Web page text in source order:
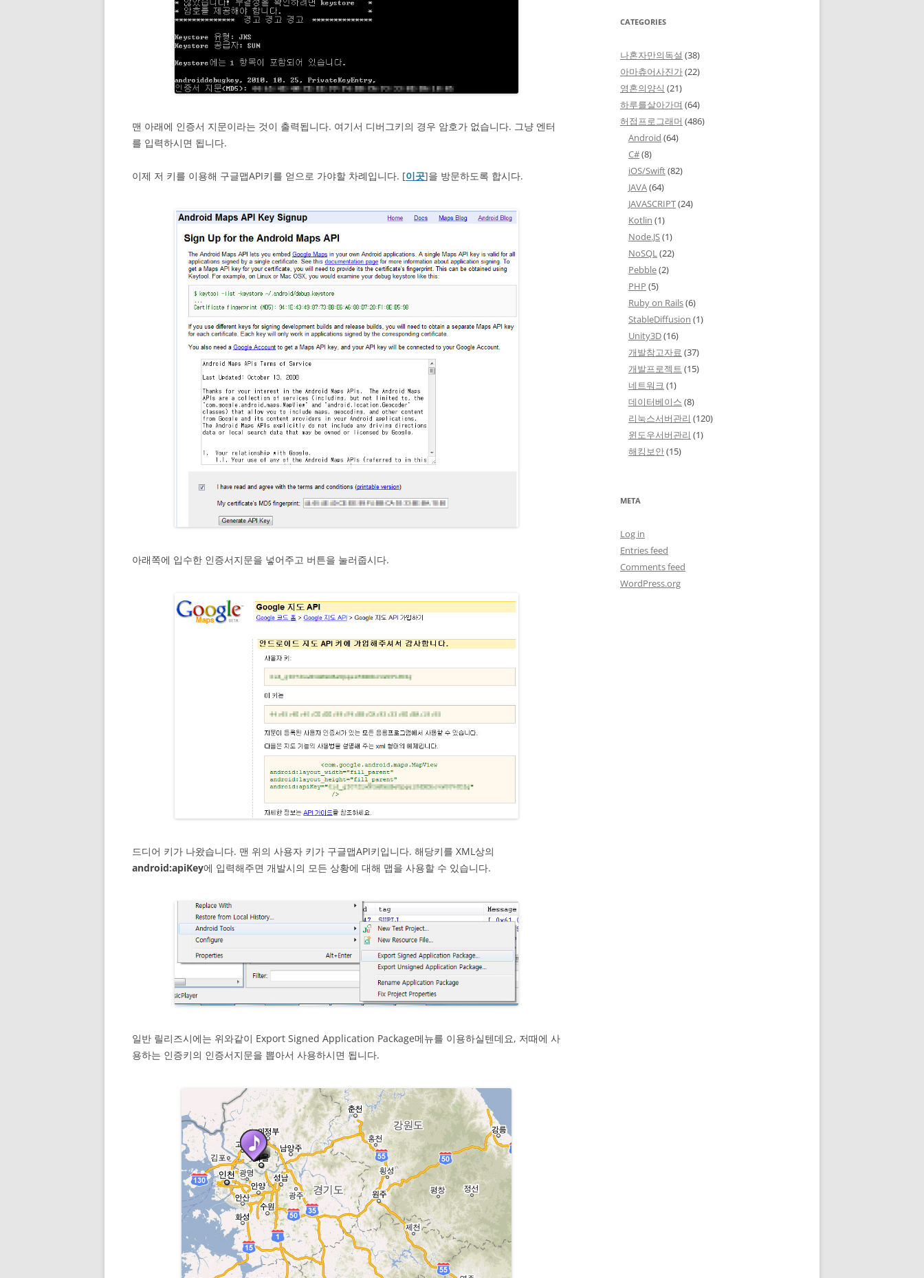
맨 아래에 인증서 지문이라는 것이 출력됩니다. 여기서 디버그키의 경우 암호가 없습니다. 그냥 엔터
를 입력하시면 됩니다.
이제 저 키를 이용해 구글맵API키를 얻으로 가야할 차례입니다. [이곳]을 방문하도록 합시다.
아래쪽에 입수한 인증서지문을 넣어주고 버튼을 눌러줍시다.
드디어 키가 나왔습니다. 맨 위의 사용자 키가 구글맵API키입니다. 해당키를 XML상의
android:apiKey에 입력해주면 개발시의 모든 상황에 대해 맵을 사용할 수 있습니다.
일반 릴리즈시에는 위와같이 Export Signed Application Package메뉴를 이용하실텐데요, 저때에 사
용하는 인증키의 인증서지문을 뽑아서 사용하시면 됩니다.
CATEGORIES
나혼자만의독설 (38)
아마츄어사진가(22)
영혼의양식 (21)
하루를살아가며 (64)
허접프로그래머 (486)
Android (64)
C#(8)
iOS/Swift(82)
JAVA(64)
JAVASCRIPT(24)
Kotlin (1)
Node.JS(1)
NoSQL(22)
Pebble(2)
PHP (5)
Ruby on Rails(6)
StableDiffusion (1)
Unity3D(16)
개발참고자료 (37)
개발프로젝트 (15)
네트워크 (1)
데이터베이스 (8)
리눅스서버관리 (120)
윈도우서버관리 (1)
해킹보안(15)
META
Log in
Entries feed
Comments feed
WordPress.org